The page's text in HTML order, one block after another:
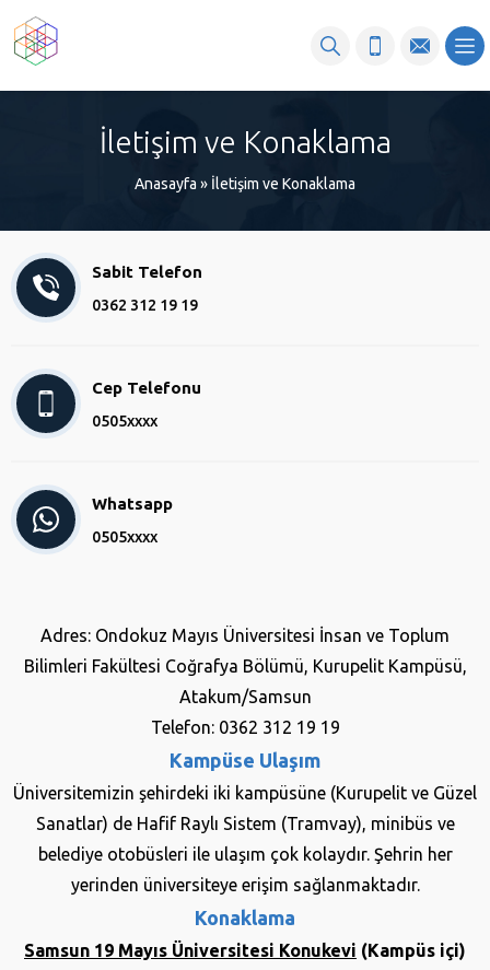
İletişim ve Konaklama
Anasayfa » İletişim ve Konaklama
Sabit Telefon
0362 312 19 19
Cep Telefonu
0505xxxx
Whatsapp
0505xxxx
Adres: Ondokuz Mayıs Üniversitesi İnsan ve Toplum
Bilimleri Fakültesi Coğrafya Bölümü, Kurupelit Kampüsü,
Atakum/Samsun
Telefon: 0362 312 19 19
Kampüse Ulaşım
Üniversitemizin şehirdeki iki kampüsüne (Kurupelit ve Güzel
Sanatlar) de Hafif Raylı Sistem (Tramvay), minibüs ve
belediye otobüsleri ile ulaşım çok kolaydır. Şehrin her
yerinden üniversiteye erişim sağlanmaktadır.
Konaklama
Samsun 19 Mayıs Üniversitesi Konukevi (Kampüs içi)